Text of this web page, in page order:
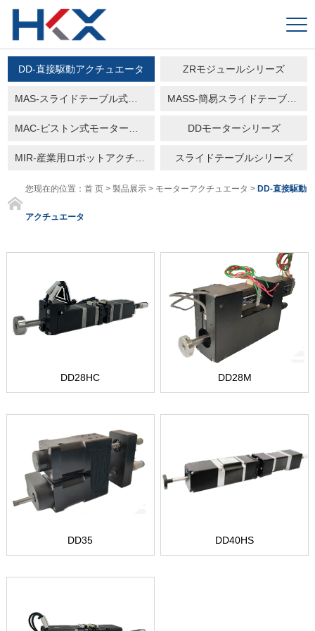
DD-直接駆動アクチュエータ ZRモジュールシリーズ
DDモーターシリーズ
スライドテーブルシリーズ
您现在的位置：首 页 >製品展示 > モーターアクチュエータ > DD-直接駆動
アクチュエータ
DD28HC DD28M
DD35 DD40HS